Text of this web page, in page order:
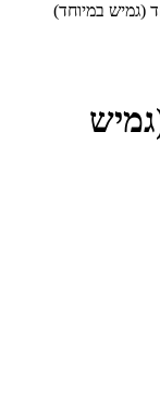
(גמיש במיוחד)